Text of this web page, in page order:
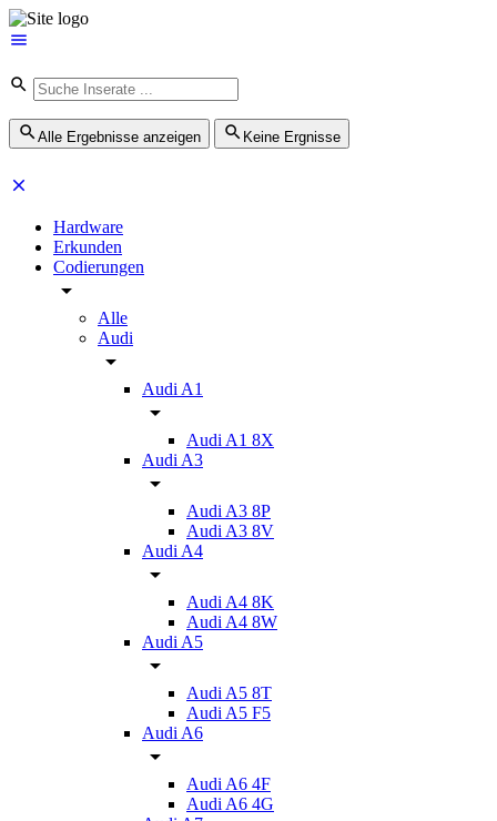
Alle Ergebnisse anzeigen Keine Ergnisse
Hardware
Erkunden
Codierungen
Alle
Audi
Audi A1
Audi A1 8X
Audi A3
Audi A3 8P
Audi A3 8V
Audi A4
Audi A4 8K
Audi A4 8W
Audi A5
Audi A5 8T
Audi A5 F5
Audi A6
Audi A6 4F
Audi A6 4G